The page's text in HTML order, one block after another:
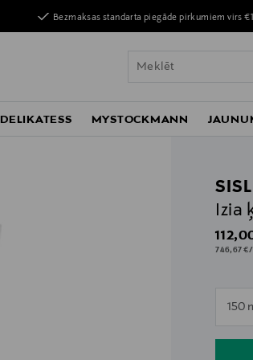
Bezmaksas standarta piegāde pirkumiem virs
DELIKATESS MYSTOCKMANN
Izia
746,67 €/1l
150